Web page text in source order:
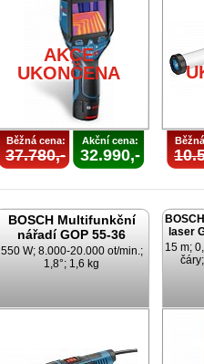
AKCE
UKONČENA
Běžná cena:
37.780,-
Akční cena:
32.990,-
BOSCH Multifunkční
nářadí GOP 55-36
550 W; 8.000-20.000 ot/min.;
1,8°; 1,6 kg
laser
15 m;